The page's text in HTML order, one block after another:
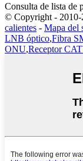
Consulta de lista de
© Copyright - 2010-
calientes - Mapa del
LNB óptico,Fibra
ONU,Receptor